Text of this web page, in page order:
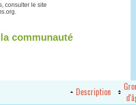
consulter le site
communauté
Description